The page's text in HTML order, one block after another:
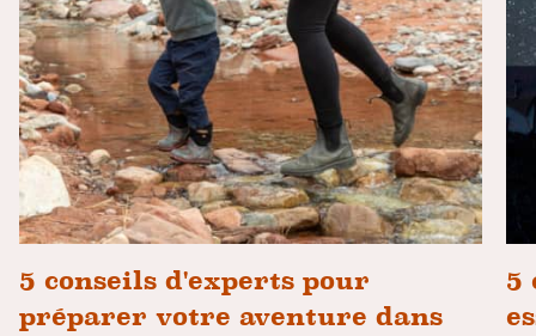
5 conseils d'experts pour
préparer votre aventure dans
5